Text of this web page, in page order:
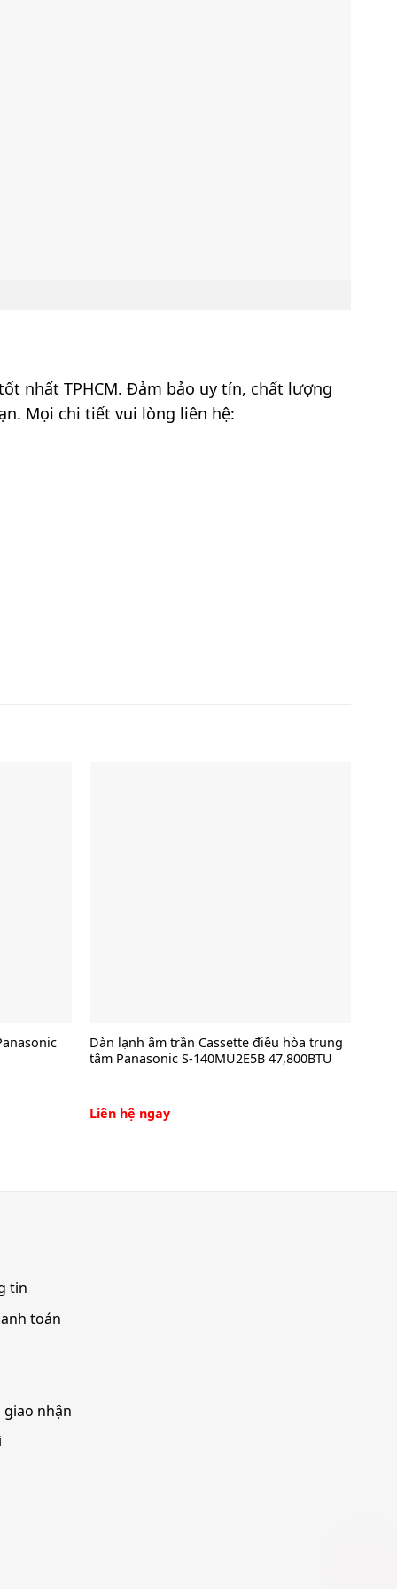
nhất TPHCM. Đảm bảo uy tín, chất lượng
Mọi chi tiết vui lòng liên hệ:
Dàn lạnh âm trần Cassette điều hòa trung
tâm Panasonic S-140MU2E5B 47,800BTU
Liên hệ ngay
tin
toán
giao nhận